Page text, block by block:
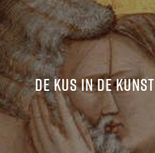
De kus in de kunst